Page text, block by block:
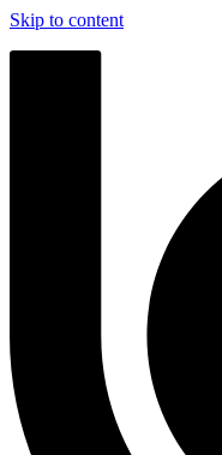
Skip to content